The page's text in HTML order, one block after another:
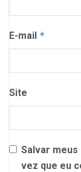
E-mail *
Site
Salvar
vez que eu